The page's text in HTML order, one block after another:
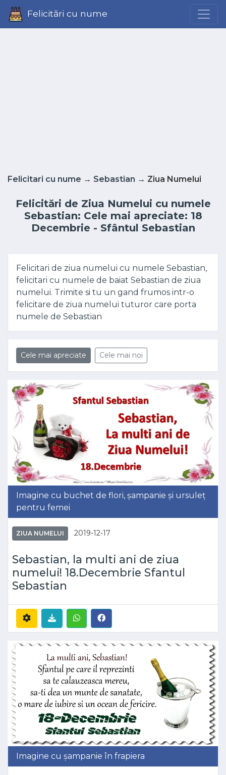
Felicitări cu nume
Felicitari cu nume → Sebastian → Ziua Numelui
Felicitări de Ziua Numelui cu numele
Sebastian: Cele mai apreciate: 18
Decembrie - Sfântul Sebastian
Felicitari de ziua numelui cu numele Sebastian,
felicitari cu numele de baiat Sebastian de ziua
numelui. Trimite si tu un gand frumos intr-o
felicitare de ziua numelui tuturor care porta
numele de Sebastian
Cele mai apreciate Cele mai noi
Imagine cu buchet de flori, șampanie și ursuleț
pentru femei
ZIUA NUMELUI 2019-12-17
Sebastian, la multi ani de ziua
numelui! 18.Decembrie Sfantul
Sebastian
Imagine cu șampanie în frapiera